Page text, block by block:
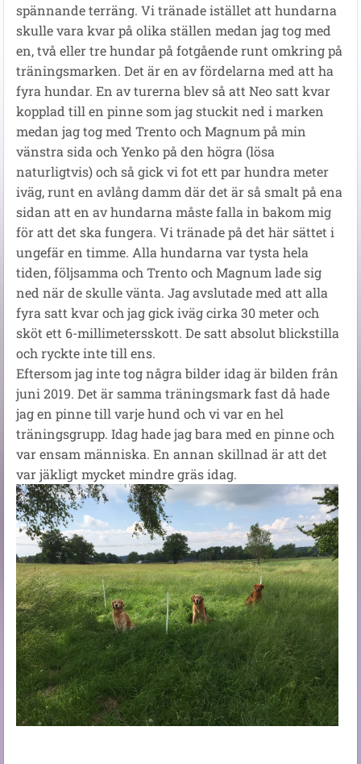
spännande terräng. Vi tränade istället att hundarna
skulle vara kvar på olika ställen medan jag tog med
en, två eller tre hundar på fotgående runt omkring på
träningsmarken. Det är en av fördelarna med att ha
fyra hundar. En av turerna blev så att Neo satt kvar
kopplad till en pinne som jag stuckit ned i marken
medan jag tog med Trento och Magnum på min
vänstra sida och Yenko på den högra (lösa
naturligtvis) och så gick vi fot ett par hundra meter
iväg, runt en avlång damm där det är så smalt på ena
sidan att en av hundarna måste falla in bakom mig
för att det ska fungera. Vi tränade på det här sättet i
ungefär en timme. Alla hundarna var tysta hela
tiden, följsamma och Trento och Magnum lade sig
ned när de skulle vänta. Jag avslutade med att alla
fyra satt kvar och jag gick iväg cirka 30 meter och
sköt ett 6-millimetersskott. De satt absolut blickstilla
och ryckte inte till ens.
Eftersom jag inte tog några bilder idag är bilden från
juni 2019. Det är samma träningsmark fast då hade
jag en pinne till varje hund och vi var en hel
träningsgrupp. Idag hade jag bara med en pinne och
var ensam människa. En annan skillnad är att det
var jäkligt mycket mindre gräs idag.